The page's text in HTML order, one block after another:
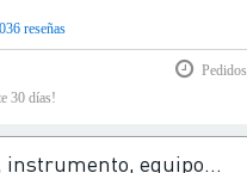
reseñas
30 días!